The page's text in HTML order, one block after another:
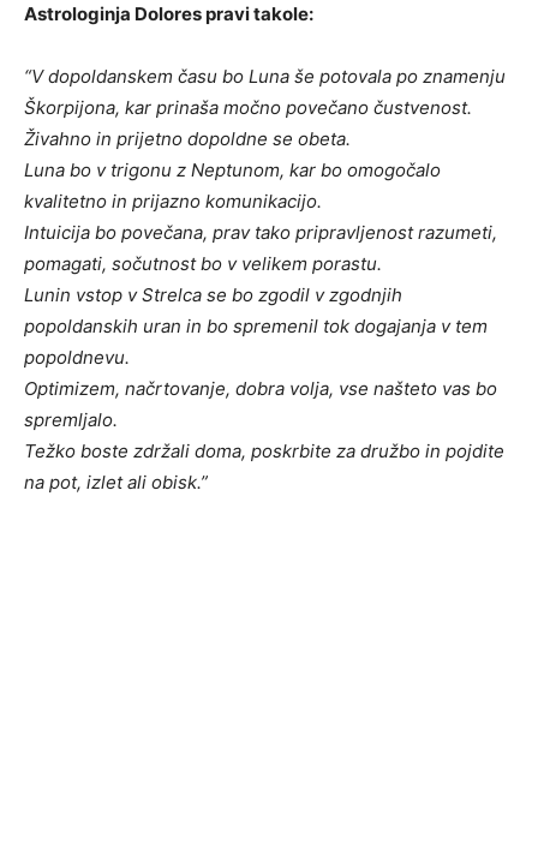
Astrologinja Dolores pravi takole:
“V dopoldanskem času bo Luna še potovala po znamenju
Škorpijona, kar prinaša močno povečano čustvenost.
Živahno in prijetno dopoldne se obeta.
Luna bo v trigonu z Neptunom, kar bo omogočalo
kvalitetno in prijazno komunikacijo.
Intuicija bo povečana, prav tako pripravljenost razumeti,
pomagati, sočutnost bo v velikem porastu.
Lunin vstop v Strelca se bo zgodil v zgodnjih
popoldanskih uran in bo spremenil tok dogajanja v tem
popoldnevu.
Optimizem, načrtovanje, dobra volja, vse našteto vas bo
spremljalo.
Težko boste zdržali doma, poskrbite za družbo in pojdite
na pot, izlet ali obisk.”